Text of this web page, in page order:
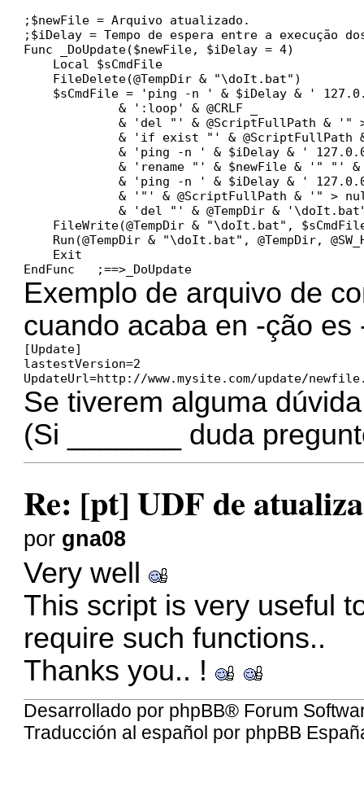
;$newFile = Arquivo atualizado.
;$iDelay = Tempo de espera entre a execução
Func _DoUpdate($newFile, $iDelay = 4)
    Local $sCmdFile
    FileDelete(@TempDir & "\doIt.bat")
$sCmdFile = 'ping -n ' & $iDelay & '
             & ':loop' & @CRLF _
& 'del "' & @ScriptFullPath & '"
& 'if exist "' & @ScriptFullPath
& 'ping -n ' & $iDelay & '
& 'rename "' & $newFile & '" "'
& 'ping -n ' & $iDelay & '
& '"' & @ScriptFullPath & '" >
& 'del "' & @TempDir &
FileWrite(@TempDir & "\doIt.bat",
Run(@TempDir & "\doIt.bat", @TempDir,
    Exit
EndFunc   ;==>_DoUpdate
Exemplo de arquivo de
cuando acaba en -ção
[Update]
lastestVersion=2
Se tiverem alguma
(Si _______ duda
Re: [pt] UDF de
por gna08
Very well
This script is very useful
require such functions..
Thanks you.. !
Desarrollado por phpBB® Forum
Traducción al español por phpBB